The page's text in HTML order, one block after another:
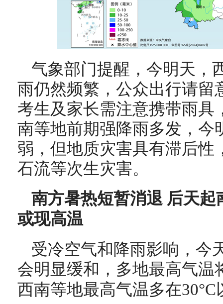
气象部门提醒，今明天，
雨仍然频繁，公众出行请留
考生及家长需注意携带雨具
南等地前期强降雨多发，今
弱，但地质灾害具有滞后性
石流等次生灾害。
南方暑热短暂消退 后天
或现高温
受冷空气和降雨影响，今
会明显缓和，多地最高气温
西南等地最高气温多在